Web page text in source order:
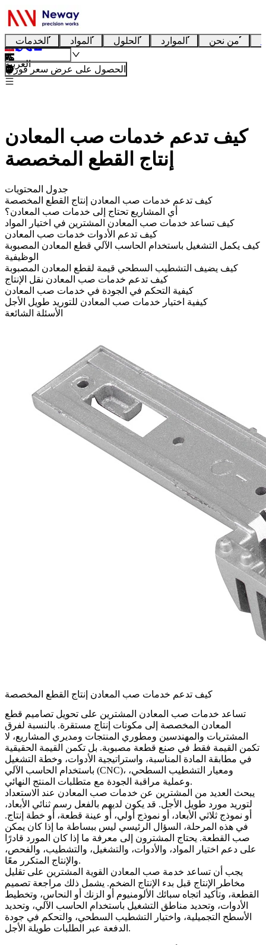
الخدمات المواد الحلول الموارد من نحن
العربية
الحصول على عرض سعر فوري
كيف تدعم خدمات صب المعادن
إنتاج القطع المخصصة
جدول المحتويات
كيف تدعم خدمات صب المعادن إنتاج القطع المخصصة
أي المشاريع تحتاج إلى خدمات صب المعادن؟
كيف تساعد خدمات صب المعادن المشترين في اختيار المواد
كيف تدعم الأدوات خدمات صب المعادن
كيف يكمل التشغيل باستخدام الحاسب الآلي قطع المعادن المصبوبة
الوظيفية
كيف يضيف التشطيب السطحي قيمة لقطع المعادن المصبوبة
كيف تدعم خدمات صب المعادن نقل الإنتاج
كيفية التحكم في الجودة في خدمات صب المعادن
كيفية اختيار خدمات صب المعادن للتوريد طويل الأجل
الأسئلة الشائعة
كيف تدعم خدمات صب المعادن إنتاج القطع المخصصة
تساعد خدمات صب المعادن المشترين على تحويل تصاميم قطع
المعادن المخصصة إلى مكونات إنتاج مستقرة. بالنسبة لفرق
المشتريات والمهندسين ومطوري المنتجات ومديري المشاريع، لا
تكمن القيمة فقط في صنع قطعة مصبوبة. بل تكمن القيمة الحقيقية
في مطابقة المادة المناسبة، واستراتيجية الأدوات، وخطة التشغيل
باستخدام الحاسب الآلي (CNC)، ومعيار التشطيب السطحي،
وعملية مراقبة الجودة مع متطلبات المنتج النهائي.
يبحث العديد من المشترين عن خدمات صب المعادن عند الاستعداد
لتوريد مورد طويل الأجل. قد يكون لديهم بالفعل رسم ثنائي الأبعاد،
أو نموذج ثلاثي الأبعاد، أو نموذج أولي، أو عينة قطعة، أو خطة إنتاج.
في هذه المرحلة، السؤال الرئيسي ليس ببساطة ما إذا كان يمكن
صب القطعة. يحتاج المشترون إلى معرفة ما إذا كان المورد قادرًا
على دعم اختيار المواد، والأدوات، والتشغيل، والتشطيب، والفحص،
والإنتاج المتكرر معًا.
يجب أن تساعد خدمة صب المعادن القوية المشترين على تقليل
مخاطر الإنتاج قبل بدء الإنتاج الضخم. يشمل ذلك مراجعة تصميم
القطعة، وتأكيد اتجاه سبائك الألومنيوم أو الزنك أو النحاس، وتخطيط
الأدوات، وتحديد مناطق التشغيل باستخدام الحاسب الآلي، وتحديد
الأسطح التجميلية، واختيار التشطيب السطحي، والتحكم في جودة
الدفعة عبر الطلبات طويلة الأجل.